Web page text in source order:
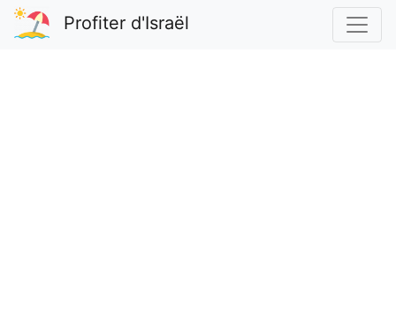
Profiter d'Israël